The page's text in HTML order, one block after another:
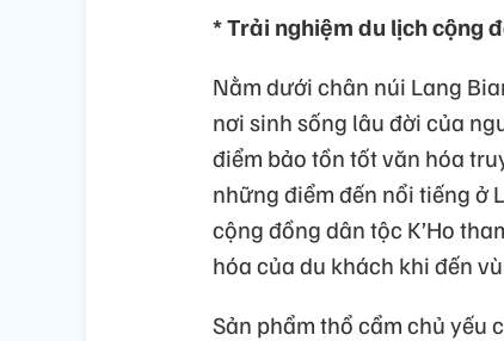
* Trải nghiệm du lịch cộng
Nằm dưới chân núi Lang
nơi sinh sống lâu đời của
điểm bảo tồn tốt văn hóa
những điểm đến nổi tiếng ở
cộng đồng dân tộc K’Ho
hóa của du khách khi đến
Sản phẩm thổ cẩm chủ yếu